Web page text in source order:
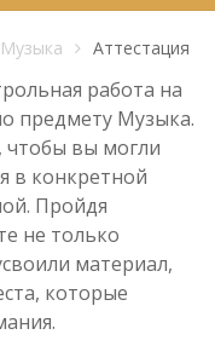
Музыка Аттестация
работа на
предмету Музыка.
чтобы вы могли
в конкретной
Пройдя
не только
материал,
которые